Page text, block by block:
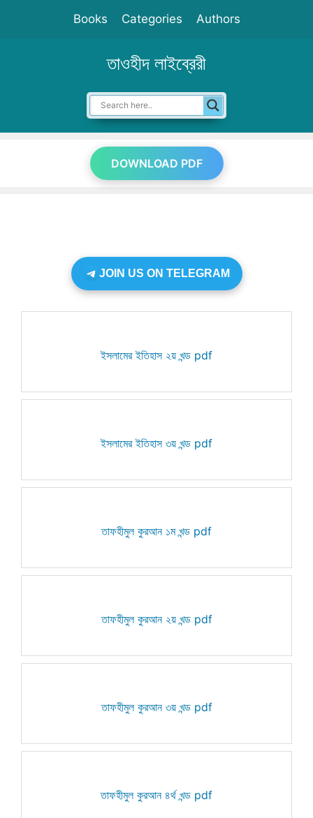
Books Categories Authors
তাওহীদ লাইব্রেরী
DOWNLOAD PDF
JOIN US ON TELEGRAM
ইসলামের ইতিহাস ২য় খন্ড pdf
ইসলামের ইতিহাস ৩য় খন্ড pdf
তাফহীমুল কুরআন ১ম খন্ড pdf
তাফহীমুল কুরআন ২য় খন্ড pdf
তাফহীমুল কুরআন ৩য় খন্ড pdf
তাফহীমুল কুরআন ৪র্থ খন্ড pdf